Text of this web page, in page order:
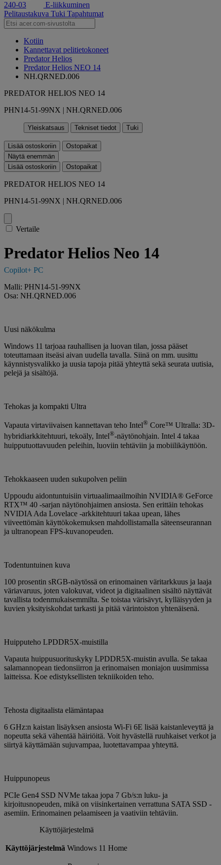
E-liikkuminen
Pelitaustakuva Tuki Tapahtumat
Kotiin
Kannettavat pelitietokoneet
Predator Helios
Predator Helios NEO 14
NH.QRNED.006
PREDATOR HELIOS NEO 14
PHN14-51-99NX | NH.QRNED.006
Yleiskatsaus Tekniset tiedot Tuki
Lisää ostoskoriin
Ostopaikat
Näytä enemmän
Lisää ostoskoriin
Ostopaikat
PREDATOR HELIOS NEO 14
PHN14-51-99NX | NH.QRNED.006
Vertaile
Predator Helios Neo 14
Copilot+ PC
Malli: PHN14-51-99NX
Osa: NH.QRNED.006
Uusi näkökulma
Windows 11 tarjoaa rauhallisen ja luovan tilan, jossa pääset
toteuttamaan itseäsi aivan uudella tavalla. Siinä on mm. uusittu
käynnistysvalikko ja uusia tapoja pitää yhteyttä sekä seurata uutisia,
pelejä ja sisältöjä.
Tehokas ja kompakti Ultra
Vapauta virtaviivaisen kannettavan teho Intel® Core™ Ultralla: 3D-
hybridiarkkitehtuuri, tekoäly, Intel®-näytönohjain. Intel 4 takaa
huipputuottavuuden peleihin, luoviin tehtäviin ja mobiilikäyttöön.
Tehokkaaseen uuden sukupolven peliin
Uppoudu aidontuntuisiin virtuaalimaailmoihin NVIDIA® GeForce
RTX™ 40 -sarjan näytönohjaimen ansiosta. Sen erittäin tehokas
NVIDIA Ada Lovelace -arkkitehtuuri takaa upean, lähes
viiveettömän käyttökokemuksen mahdollistamalla säteenseurannan
ja ultranopean FPS-kuvanopeuden.
Todentuntuinen kuva
100 prosentin sRGB-näytössä on erinomainen väritarkkuus ja laaja
väriavaruus, joten valokuvat, videot ja digitaalinen sisältö näyttävät
tavallista todenmukaisemmilta. Se toistaa värisävyt, kylläisyyden ja
kuvien yksityiskohdat tarkasti ja pitää värintoiston yhtenäisenä.
Huipputeho LPDDR5X-muistilla
Vapauta huippusuorituskyky LPDDR5X-muistin avulla. Se takaa
salamannopean tiedonsiirron ja erinomaisen moniajon uusimmissa
laitteissa. Koe edistyksellisten tekniikoiden teho.
Tehosta digitaalista elämäntapaa
6 GHz:n kaistan lisäyksen ansiosta Wi-Fi 6E lisää kaistanleveyttä ja
nopeutta sekä vähentää häiriöitä. Voit hyvästellä ruuhkaiset verkot ja
siirtyä käyttämään sujuvampaa, luotettavampaa yhteyttä.
Huippunopeus
PCIe Gen4 SSD NVMe takaa jopa 7 Gb/s:n luku- ja
kirjoitusnopeuden, mikä on viisinkertainen verrattuna SATA SSD -
asemiin. Erinomainen pelaamiseen ja vaativiin tehtäviin.
Käyttöjärjestelmä
Käyttöjärjestelmä Windows 11 Home